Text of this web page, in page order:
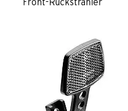
Front-Rückstrahler